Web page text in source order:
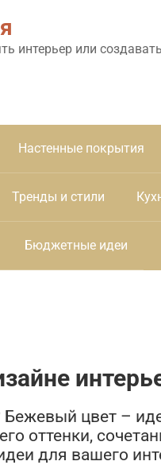
интерьер или
Настенные покрытия
Тренды и стили
Бюджетные идеи
цвет –
оттенки,
для вашего